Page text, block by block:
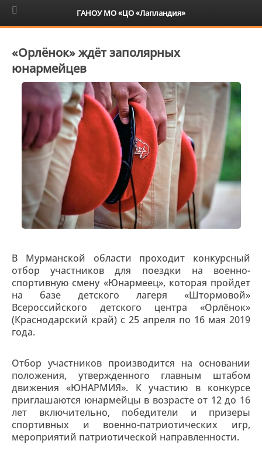
6+
«Орлёнок» ждёт заполярных
юнармейцев
В Мурманской области проходит конкурсный
отбор участников для поездки на военно-
спортивную смену «Юнармеец», которая пройдет
на базе детского лагеря «Штормовой»
Всероссийского детского центра «Орлёнок»
(Краснодарский край) с 25 апреля по 16 мая 2019
года.
Отбор участников производится на основании
положения, утвержденного главным штабом
движения «ЮНАРМИЯ». К участию в конкурсе
приглашаются юнармейцы в возрасте от 12 до 16
лет включительно, победители и призеры
спортивных и военно-патриотических игр,
мероприятий патриотической направленности.
ГАНОУ МО «ЦО «Лапландия»